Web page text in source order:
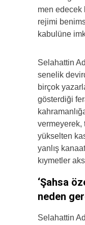
men edecek
rejimi
kabulüne
Selahattin
senelik
birçok
gösterdiği
vermeyerek,
yükselten
yanlış
kıymetler
‘Şahsa
neden
Selahattin